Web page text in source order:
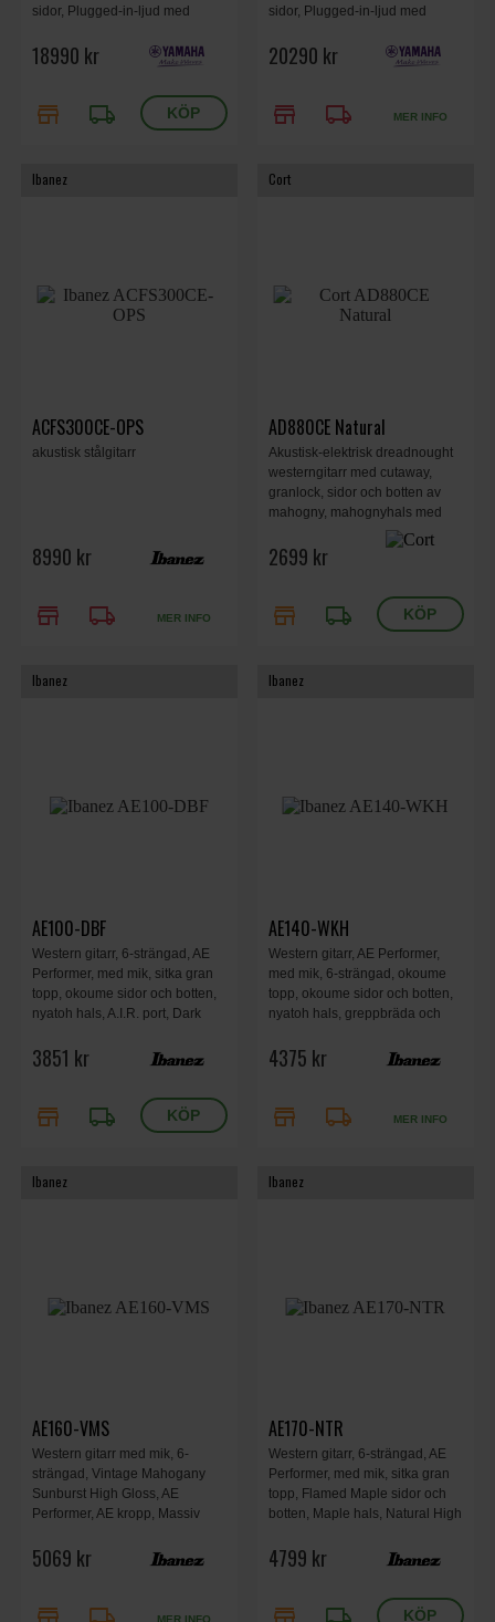
sidor, Plugged-in-ljud med
GOTOH tuners, Hardshell-fodral
ingår, Tillverkad i Japan,
18990 kr
store local_shipping
sidor, Plugged-in-ljud med
GOTOH tuners, Hardshell-fodral
ingår, Tillverkad i Japan,
20290 kr
store local_shipping MER INFO
Ibanez
ACFS300CE-OPS
akustisk stålgitarr
8990 kr
store local_shipping MER INFO
Cort
AD880CE Natural
Akustisk-elektrisk dreadnought
westerngitarr med cutaway,
granlock, sidor och botten av
mahogny, mahognyhals med
greppbräda av merbau och
pickupsystem. 6-strängad,
2699 kr
store local_shipping
Ibanez
AE100-DBF
Western gitarr, 6-strängad, AE
Performer, med mik, sitka gran
topp, okoume sidor och botten,
nyatoh hals, A.I.R. port, Dark
3851 kr
store local_shipping
Ibanez
AE140-WKH
Western gitarr, AE Performer,
med mik, 6-strängad, okoume
topp, okoume sidor och botten,
nyatoh hals, greppbräda och
Open Pore.
4375 kr
store local_shipping MER INFO
Ibanez
AE160-VMS
Western gitarr med mik, 6-
strängad, Vintage Mahogany
Sunburst High Gloss, AE
Performer, AE kropp, Massiv
sidor i Ovangkol, hals i Comfort
5069 kr
Ibanez
AE170-NTR
Western gitarr, 6-strängad, AE
Performer, med mik, sitka gran
topp, Flamed Maple sidor och
botten, Maple hals, Natural High
4799 kr